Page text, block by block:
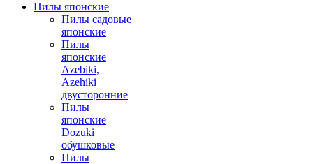
Пилы японские
Пилы садовые
японские
Пилы
японские
Azebiki,
Azehiki
двусторонние
Пилы
японские
Dozuki
обушковые
Пилы